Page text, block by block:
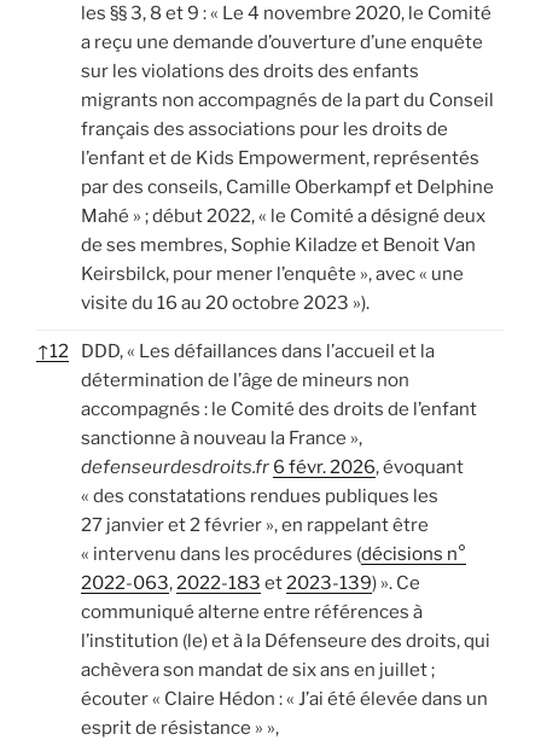
les §§ 3, 8 et 9 : « Le 4 novembre 2020, le Comité
a reçu une demande d’ouverture d’une enquête
sur les violations des droits des enfants
migrants non accompagnés de la part du Conseil
français des associations pour les droits de
l’enfant et de Kids Empowerment, représentés
par des conseils, Camille Oberkampf et Delphine
Mahé » ; début 2022, « le Comité a désigné deux
de ses membres, Sophie Kiladze et Benoit Van
Keirsbilck, pour mener l’enquête », avec « une
visite du 16 au 20 octobre 2023 »).
↑12
DDD, « Les défaillances dans l’accueil et la
détermination de l’âge de mineurs non
accompagnés : le Comité des droits de l’enfant
sanctionne à nouveau la France »,
defenseurdesdroits.fr 6 févr. 2026, évoquant
« des constatations rendues publiques les
27 janvier et 2 février », en rappelant être
« intervenu dans les procédures (décisions n°
2022-063,2022-183 et2023-139) ». Ce
communiqué alterne entre références à
l’institution (le) et à la Défenseure des droits, qui
achèvera son mandat de six ans en juillet ;
écouter « Claire Hédon : « J’ai été élevée dans un
esprit de résistance » »,